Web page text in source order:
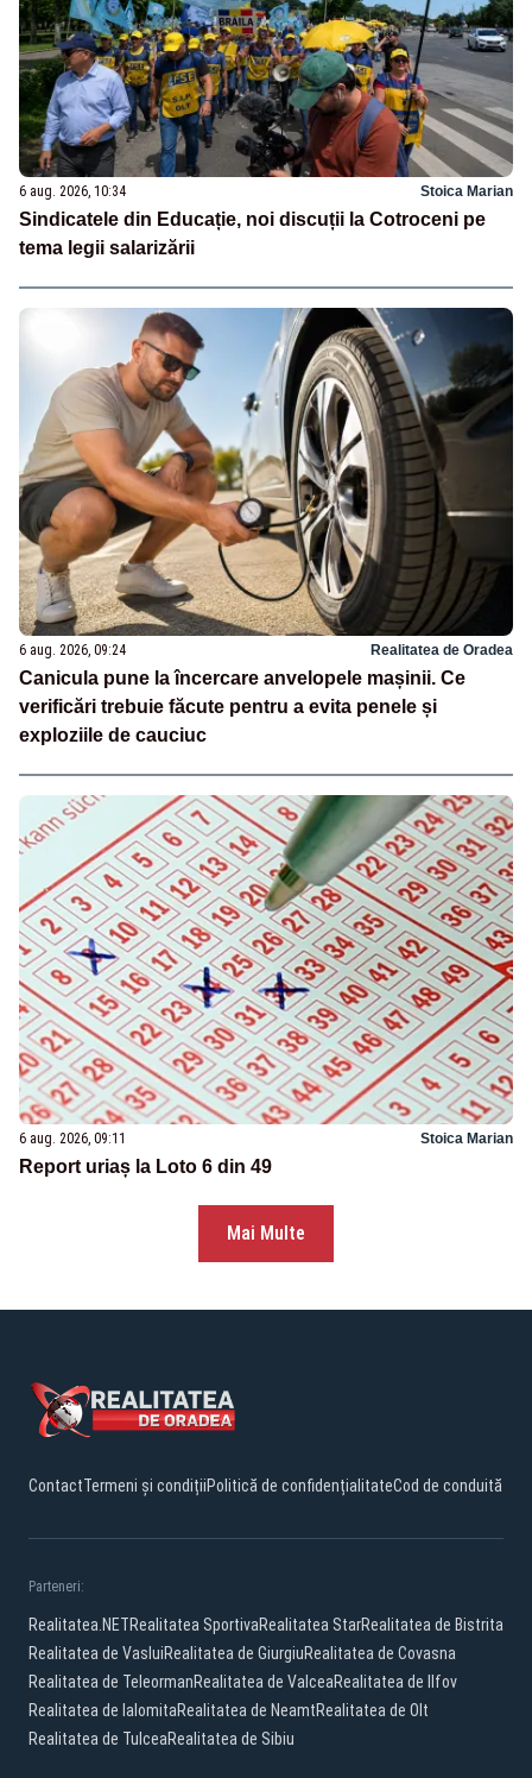
6 aug. 2026, 10:34 Stoica Marian
Sindicatele din Educație, noi discuții la Cotroceni pe
tema legii salarizării
6 aug. 2026, 09:24 Realitatea de Oradea
Canicula pune la încercare anvelopele mașinii. Ce
verificări trebuie făcute pentru a evita penele și
exploziile de cauciuc
6 aug. 2026, 09:11 Stoica Marian
Report uriaș la Loto 6 din 49
Mai Multe
ContactTermeni și condițiiPolitică de confidențialitateCod de conduită
Parteneri:
Realitatea.NETRealitatea SportivaRealitatea StarRealitatea de Bistrita
Realitatea de VasluiRealitatea de GiurgiuRealitatea de Covasna
Realitatea de TeleormanRealitatea de ValceaRealitatea de Ilfov
Realitatea de IalomitaRealitatea de NeamtRealitatea de Olt
Realitatea de TulceaRealitatea de Sibiu